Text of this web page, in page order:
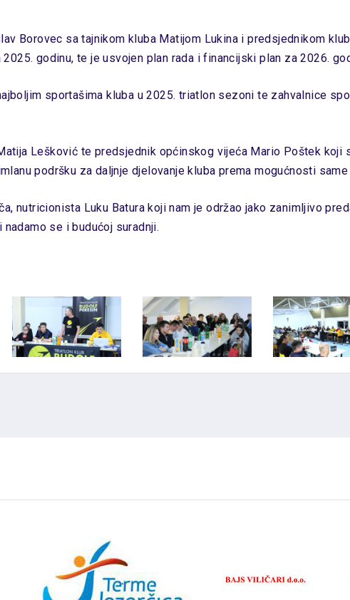
Borovec sa tajnikom kluba Matijom Lukina i predsjednikom
godinu, te je usvojen plan rada i financijski plan za 2026.
sportašima kluba u 2025. triatlon sezoni te zahvalnice
Lešković te predsjednik općinskog vijeća Mario Poštek koji
podršku za daljnje djelovanje kluba prema mogućnosti same
nutricionista Luku Batura koji nam je održao jako zanimljivo
se i budućoj suradnji.